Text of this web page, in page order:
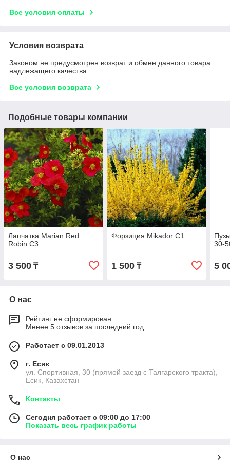
Все условия оплаты
Условия возврата
Законом не предусмотрен возврат и обмен данного товара
надлежащего качества
Все условия возврата
Подобные товары компании
Лапчатка Marian Red
Robin С3
3 500 ₸
Форзиция Mikador С1
1 500₸
30-
5
О нас
Рейтинг не сформирован
Менее 5 отзывов за последний год
Работает с 09.01.2013
г. Есик
ул. Спортивная, 30 (прямой заезд с Талгарского тракта),
Есик, Казахстан
Контакты
Сегодня работает с 09:00 до 17:00
Показать весь график работы
О нас